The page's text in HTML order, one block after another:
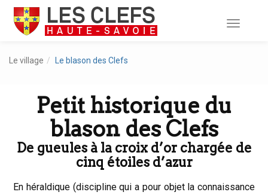
Toggle
Le village Le blason des Clefs
Petit historique du
blason des Clefs
De gueules à la croix d’or chargée de
cinq étoiles d’azur
En héraldique (discipline qui a pour objet la connaissance